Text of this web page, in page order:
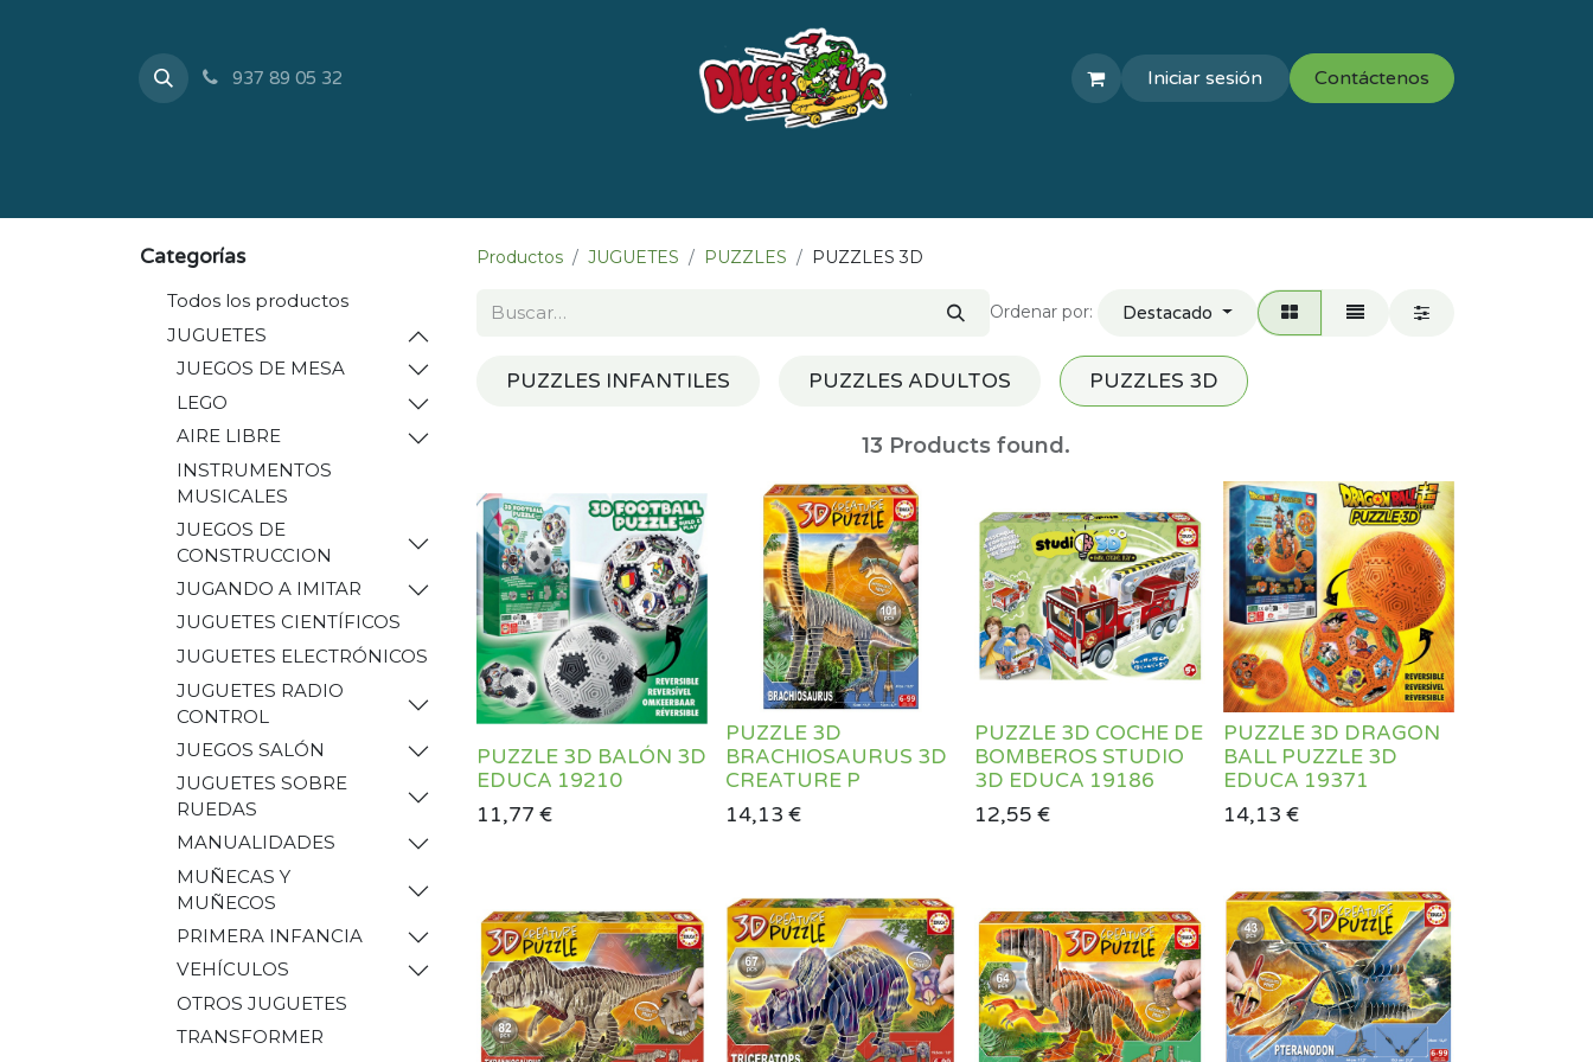
937 89 05 32 Iniciar sesión Contáctenos
Categorías
Todos los productos
JUGUETES
JUEGOS DE MESA
LEGO
AIRE LIBRE
INSTRUMENTOS
MUSICALES
JUEGOS DE
CONSTRUCCION
JUGANDO A IMITAR
JUGUETES CIENTÍFICOS
JUGUETES ELECTRÓNICOS
JUGUETES RADIO
CONTROL
JUEGOS SALÓN
JUGUETES SOBRE
RUEDAS
MANUALIDADES
MUÑECAS Y
MUÑECOS
PRIMERA INFANCIA
VEHÍCULOS
OTROS JUGUETES
TRANSFORMER
Productos JUGUETES PUZZLES PUZZLES 3D
Ordenar por: Destacado
PUZZLES INFANTILES PUZZLES ADULTOS PUZZLES 3D
13 Products found.
PUZZLE 3D BALÓN 3D
EDUCA 19210
11,77 €
PUZZLE 3D
BRACHIOSAURUS 3D
CREATURE P
14,13 €
PUZZLE 3D COCHE DE
BOMBEROS STUDIO
3D EDUCA 19186
12,55 €
PUZZLE 3D DRAGON
BALL PUZZLE 3D
EDUCA 19371
14,13 €